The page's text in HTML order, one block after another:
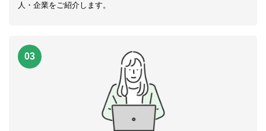
人・企業をご紹介します。
03